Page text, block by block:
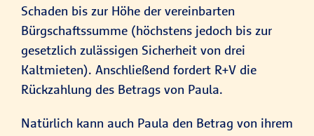
Schaden bis zur Höhe der vereinbarten
Bürgschaftssumme (höchstens jedoch bis zur
gesetzlich zulässigen Sicherheit von drei
Kaltmieten). Anschließend fordert R+V die
Rückzahlung des Betrags von Paula.
Natürlich kann auch Paula den Betrag von ihrem